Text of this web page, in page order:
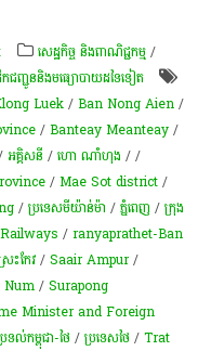
សេដ្ឋកិច្ច និងពាណិជ្ជកម្ម /
ដឹកជញ្ជូននិងមធ្យោបាយដទៃទៀត
Luek /Ban Nong Aien /
/Banteay Meanteay /
អគ្គិសនី /ហោ ណាំហុង //
/Mae Sot district /
/ប្រទេសមីយ៉ាន់ម៉ា /ភ្នំពេញ /ក្រុង
Railways /ranyaprathet-Ban
រះកែវ/Saair Ampur/
/Surapong
Minister and Foreign
ទល់កម្ពុជា-ថៃ /ប្រទេសថៃ /Trat